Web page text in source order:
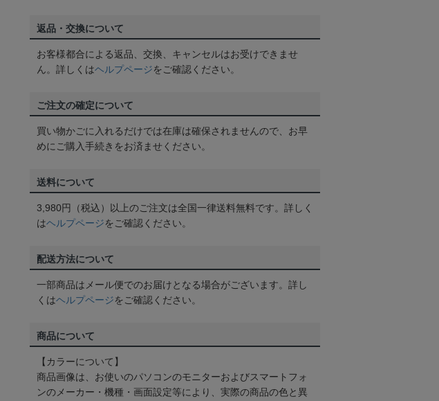
返品・交換について
お客様都合による返品、交換、キャンセルはお受けできませ
ん。詳しくはヘルプページをご確認ください。
ご注文の確定について
買い物かごに入れるだけでは在庫は確保されませんので、お早
めにご購入手続きをお済ませください。
送料について
3,980円（税込）以上のご注文は全国一律送料無料です。詳しく
はヘルプページをご確認ください。
配送方法について
一部商品はメール便でのお届けとなる場合がございます。詳し
くはヘルプページをご確認ください。
商品について
【カラーについて】
商品画像は、お使いのパソコンのモニターおよびスマートフォ
ンのメーカー・機種・画面設定等により、実際の商品の色と異